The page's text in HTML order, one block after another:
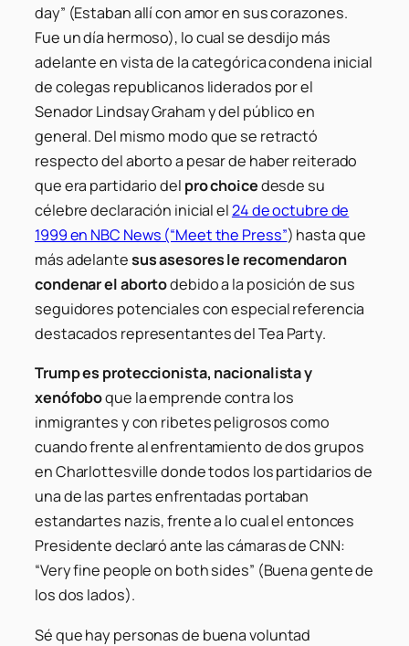
day” (Estaban allí con amor en sus corazones.
Fue un día hermoso), lo cual se desdijo más
adelante en vista de la categórica condena inicial
de colegas republicanos liderados por el
Senador Lindsay Graham y del público en
general. Del mismo modo que se retractó
respecto del aborto a pesar de haber reiterado
que era partidario del pro choicedesde su
célebre declaración inicial el24 de octubre de
1999 en NBC News (“Meet the Press”) hasta que
más adelantesus asesores le recomendaron
condenar el abortodebido a la posición de sus
seguidores potenciales con especial referencia
destacados representantes del Tea Party.
Trump es proteccionista, nacionalista y
xenófoboque la emprende contra los
inmigrantes y con ribetes peligrosos como
cuando frente al enfrentamiento de dos grupos
en Charlottesville donde todos los partidarios de
una de las partes enfrentadas portaban
estandartes nazis, frente a lo cual el entonces
Presidente declaró ante las cámaras de CNN:
“Very fine people on both sides” (Buena gente de
los dos lados).
Sé que hay personas de buena voluntad